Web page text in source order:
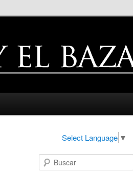
Select Language ▼
u